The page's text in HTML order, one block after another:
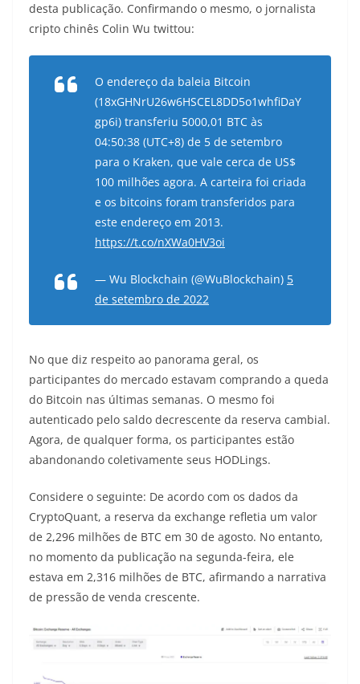
desta publicação. Confirmando o mesmo, o jornalista
cripto chinês Colin Wu twittou:
O endereço da baleia Bitcoin
(18xGHNrU26w6HSCEL8DD5o1whfiDaY
gp6i) transferiu 5000,01 BTC às
04:50:38 (UTC+8) de 5 de setembro
para o Kraken, que vale cerca de US$
100 milhões agora. A carteira foi criada
e os bitcoins foram transferidos para
este endereço em 2013.
https://t.co/nXWa0HV3oi
— Wu Blockchain (@WuBlockchain) 5
de setembro de 2022
No que diz respeito ao panorama geral, os
participantes do mercado estavam comprando a queda
do Bitcoin nas últimas semanas. O mesmo foi
autenticado pelo saldo decrescente da reserva cambial.
Agora, de qualquer forma, os participantes estão
abandonando coletivamente seus HODLings.
Considere o seguinte: De acordo com os dados da
CryptoQuant, a reserva da exchange refletia um valor
de 2,296 milhões de BTC em 30 de agosto. No entanto,
no momento da publicação na segunda-feira, ele
estava em 2,316 milhões de BTC, afirmando a narrativa
de pressão de venda crescente.